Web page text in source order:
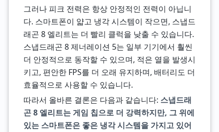
그러나 피크 전력은 항상 안정적인 전력이 아닙니
다. 스마트폰이 얇고 냉각 시스템이 작으면, 스냅드
래곤 8 엘리트는 더 빨리 클럭을 낮출 수 있습니다.
스냅드래곤 8 제너레이션 5는 일부 기기에서 훨씬
더 안정적으로 동작할 수 있으며, 적은 열을 발생시
키고, 편안한 FPS를 더 오래 유지하며, 배터리도 더
효율적으로 사용할 수 있습니다.
따라서 올바른 결론은 다음과 같습니다: 스냅드래
곤 8 엘리트는 게임 칩으로 더 강력하지만, 그 위에
있는 스마트폰은 좋은 냉각 시스템을 가지고 있어